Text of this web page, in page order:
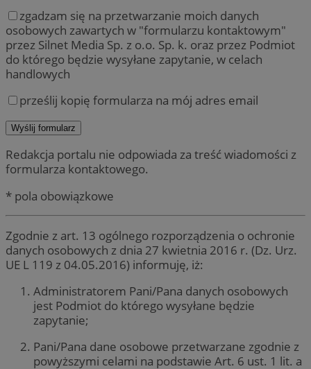
zgadzam się na przetwarzanie moich danych
osobowych zawartych w "formularzu kontaktowym"
przez Silnet Media Sp. z o.o. Sp. k. oraz przez Podmiot
do którego będzie wysyłane zapytanie, w celach
handlowych
prześlij kopię formularza na mój adres email
Redakcja portalu nie odpowiada za treść wiadomości z
formularza kontaktowego.
* pola obowiązkowe
Zgodnie z art. 13 ogólnego rozporządzenia o ochronie
danych osobowych z dnia 27 kwietnia 2016 r. (Dz. Urz.
UE L 119 z 04.05.2016) informuję, iż:
Administratorem Pani/Pana danych osobowych
jest Podmiot do którego wysyłane będzie
zapytanie;
Pani/Pana dane osobowe przetwarzane zgodnie z
powyższymi celami na podstawie Art. 6 ust. 1 lit. a